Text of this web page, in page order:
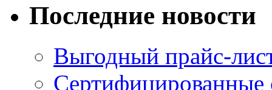
Последние новости
Выгодный прайс-